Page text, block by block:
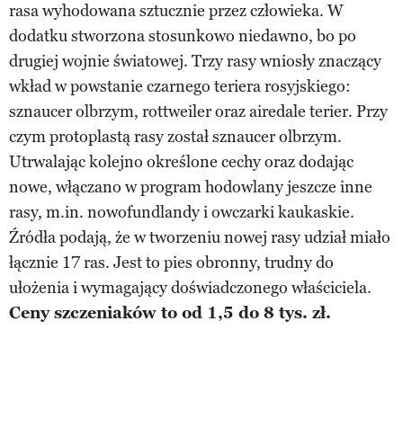
rasa wyhodowana sztucznie przez człowieka. W
dodatku stworzona stosunkowo niedawno, bo po
drugiej wojnie światowej. Trzy rasy wniosły znaczący
wkład w powstanie czarnego teriera rosyjskiego:
sznaucer olbrzym, rottweiler oraz airedale terier. Przy
czym protoplastą rasy został sznaucer olbrzym.
Utrwalając kolejno określone cechy oraz dodając
nowe, włączano w program hodowlany jeszcze inne
rasy, m.in. nowofundlandy i owczarki kaukaskie.
Źródła podają, że w tworzeniu nowej rasy udział miało
łącznie 17 ras. Jest to pies obronny, trudny do
ułożenia i wymagający doświadczonego właściciela.
Ceny szczeniaków to od 1,5 do 8 tys. zł.